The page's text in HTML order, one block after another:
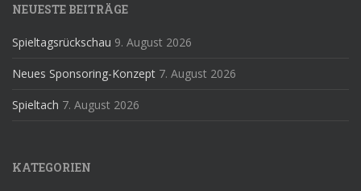
NEUESTE BEITRÄGE
Spieltagsrückschau 9. August 2026
Neues Sponsoring-Konzept 7. August 2026
Spieltach 7. August 2026
KATEGORIEN